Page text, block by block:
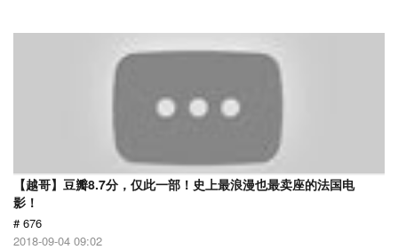
【越哥】豆瓣8.7分，仅此一部！史上最浪漫也最卖座的法国电
影！
# 676
2018-09-04 09:02